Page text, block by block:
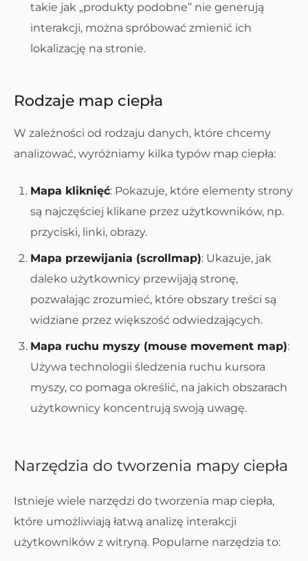
takie jak „produkty podobne” nie generują
interakcji, można spróbować zmienić ich
lokalizację na stronie.
Rodzaje map ciepła
W zależności od rodzaju danych, które chcemy
analizować, wyróżniamy kilka typów map ciepła:
Mapa kliknięć: Pokazuje, które elementy strony
są najczęściej klikane przez użytkowników, np.
przyciski, linki, obrazy.
Mapa przewijania (scrollmap): Ukazuje, jak
daleko użytkownicy przewijają stronę,
pozwalając zrozumieć, które obszary treści są
widziane przez większość odwiedzających.
Mapa ruchu myszy (mouse movement map):
Używa technologii śledzenia ruchu kursora
myszy, co pomaga określić, na jakich obszarach
użytkownicy koncentrują swoją uwagę.
Narzędzia do tworzenia mapy ciepła
Istnieje wiele narzędzi do tworzenia map ciepła,
które umożliwiają łatwą analizę interakcji
użytkowników z witryną. Popularne narzędzia to: